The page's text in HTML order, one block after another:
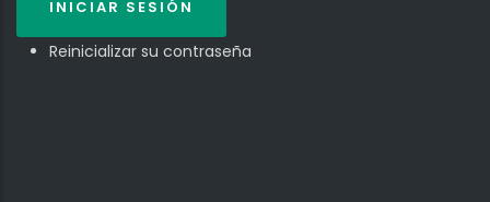
Reinicializar su contraseña